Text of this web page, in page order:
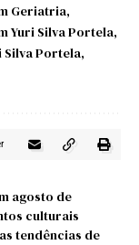
Geriatria
Yuri Silva Portela
Silva Portela
agosto de
culturais
tendências de